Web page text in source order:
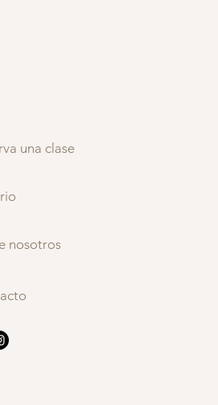
una clase
nosotros